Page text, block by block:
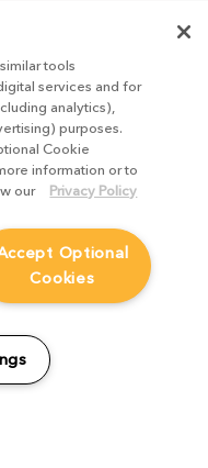
Chun
tools
services and for
analytics),
purposes.
Cookie
information or to
our
Privacy Policy
Optional
Cookies